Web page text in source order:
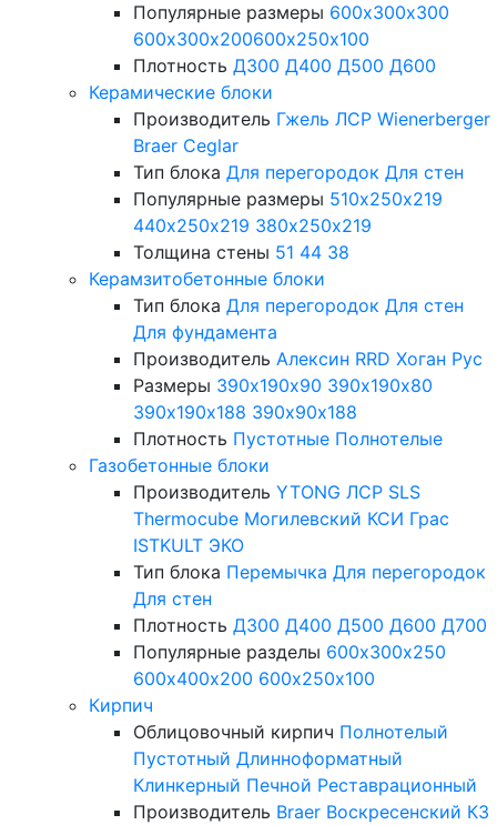
Популярные размеры 600х300х300
600х300х200600х250х100
Плотность Д300 Д400 Д500 Д600
Керамические блоки
Производитель Гжель ЛСР Wienerberger
Braer Ceglar
Тип блока Для перегородок Для стен
Популярные размеры 510х250х219
440х250х219 380х250х219
Толщина стены 51 44 38
Керамзитобетонные блоки
Тип блока Для перегородок Для стен
Для фундамента
Производитель Алексин RRD Хоган Рус
Размеры 390х190х90 390х190х80
390х190х188 390х90х188
Плотность Пустотные Полнотелые
Газобетонные блоки
Производитель YTONG ЛСР SLS
Thermocube Могилевский КСИ Грас
ISTKULT ЭКО
Тип блока Перемычка Для перегородок
Для стен
Плотность Д300 Д400 Д500 Д600 Д700
Популярные разделы 600х300х250
600х400х200 600х250х100
Кирпич
Облицовочный кирпич Полнотелый
Пустотный Длинноформатный
Клинкерный Печной Реставрационный
Производитель Braer Воскресенский КЗ